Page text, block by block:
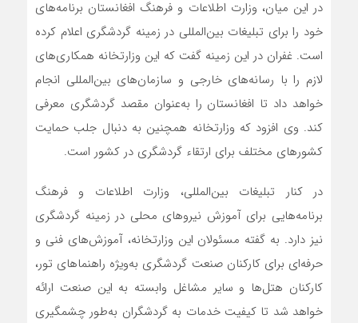
در این میان، وزارت اطلاعات و فرهنگ افغانستان برنامه‌های
خود را برای تبلیغات بین‌المللی در زمینه گردشگری اعلام کرده
است. غفران در این زمینه گفت که این وزارتخانه همکاری‌های
لازم را با رسانه‌های خارجی و سازمان‌های بین‌المللی انجام
خواهد داد تا افغانستان را به‌عنوان مقصد گردشگری معرفی
کند. وی افزود که وزارتخانه همچنین به دنبال جلب حمایت
کشورهای مختلف برای ارتقاء گردشگری در کشور است.
در کنار تبلیغات بین‌المللی، وزارت اطلاعات و فرهنگ
برنامه‌هایی برای آموزش نیروهای محلی در زمینه گردشگری
نیز دارد. به گفته مسئولان این وزارتخانه، آموزش‌های فنی و
حرفه‌ای برای کارکنان صنعت گردشگری به‌ویژه راهنماهای تور،
کارکنان هتل‌ها و سایر مشاغل وابسته به این صنعت ارائه
خواهد شد تا کیفیت خدمات به گردشگران به‌طور چشمگیری